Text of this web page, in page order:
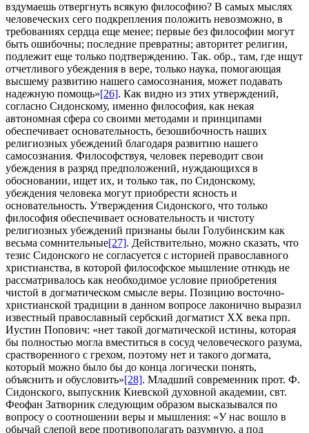
вздумаешь отвергнуть всякую философию? В самых мыслях
человеческих сего подкрепления положить невозможно, в
требованиях сердца еще менее; первые без философии могут
быть ошибочны; последние превратны; авторитет религии,
подлежит еще только подтверждению. Так. обр., там, где ищут
отчетливого убеждения в вере, только наука, помогающая
высшему развитию нашего самосознания, может подавать
надежную помощь»[26]. Как видно из этих утверждений,
согласно Сидонскому, именно философия, как некая
автономная сфера со своими методами и принципами
обеспечивает основательность, безошибочность наших
религиозных убеждений благодаря развитию нашего
самосознания. Философствуя, человек переводит свои
убеждения в разряд предположений, нуждающихся в
обосновании, ищет их, и только так, по Сидонскому,
убеждения человека могут приобрести ясность и
основательность. Утверждения Сидонского, что только
философия обеспечивает основательность и чистоту
религиозных убеждений признаны были Голубинским как
весьма сомнительные[27]. Действительно, можно сказать, что
тезис Сидонского не согласуется с историей православного
христианства, в которой философское мышление отнюдь не
рассматривалось как необходимое условие приобретения
чистой в догматическом смысле веры. Позицию восточно-
христианской традиции в данном вопросе лаконично выразил
известный православный сербский догматист XX века прп.
Иустин Попович: «нет такой догматической истины, которая
бы полностью могла вместиться в сосуд человеческого разума,
срастворенного с грехом, поэтому нет и такого догмата,
который можно было бы до конца логически понять,
объяснить и обусловить»[28]. Младший современник прот. Ф.
Сидонского, выпускник Киевской духовной академии, свт.
Феофан Затворник следующим образом высказывался по
вопросу о соотношении веры и мышления: «У нас вошло в
обычай слепой вере противополагать разумную, а под